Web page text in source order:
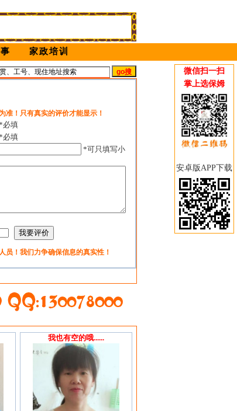
家政培训
准！只有真实的评价才能显示！
必填
必填
*可只填写小
员！我们力争确保信息的真实性！
我也有空的哦......
微信扫一扫
掌上选保姆
安卓版APP下载